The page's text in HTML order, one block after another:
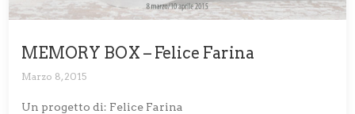
MEMORY BOX – Felice Farina
Marzo 8, 2015
Un progetto di: Felice Farina